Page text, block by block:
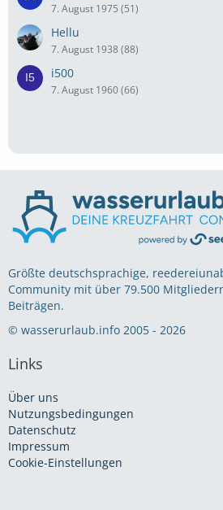
7. August 1975 (51)
Hellu
7. August 1938 (88)
i500
7. August 1960 (66)
Größte deutschsprachige,
Community mit über 79.500
Beiträgen.
© wasserurlaub.info 2005 - 2026
Links
Über uns
Nutzungsbedingungen
Datenschutz
Impressum
Cookie-Einstellungen